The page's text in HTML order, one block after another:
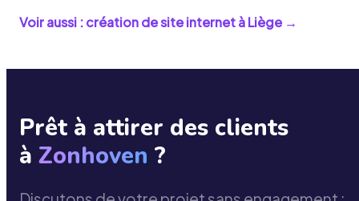
Voir aussi : création de site internet àLiège→
Prêt à attirer des clients
à Zonhoven ?